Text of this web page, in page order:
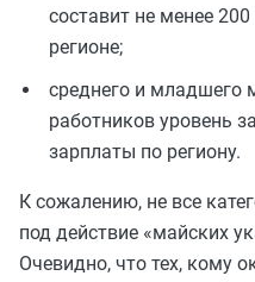
составит не менее
регионе;
среднего и младшего
работников уровень
зарплаты по региону.
К сожалению, не все
под действие «майских
Очевидно, что тех, кому